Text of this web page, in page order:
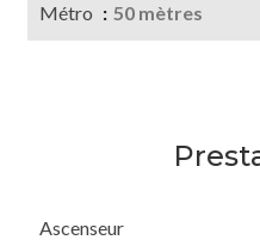
Métro 50 mètres
Ascenseur